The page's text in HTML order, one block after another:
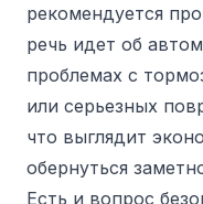
рекомендуется
речь идет об
проблемах с
или серьезных
что выглядит
обернуться
Есть и вопрос